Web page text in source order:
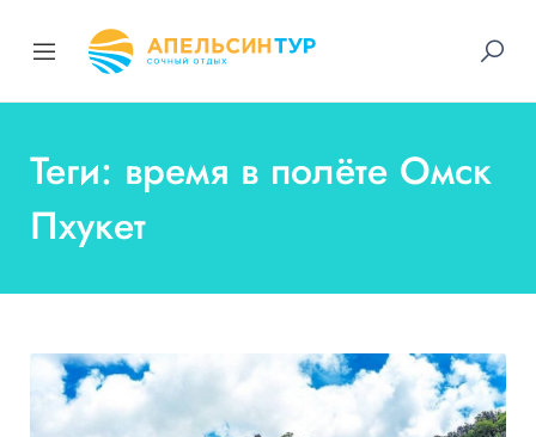
Теги: время в полёте Омск
Пхукет